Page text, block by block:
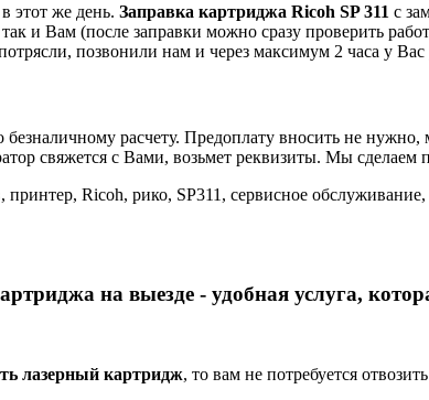
этот же день. Заправка картриджа Ricoh SP 311 с
и Вам (после заправки можно сразу проверить
позвонили нам и через максимум 2 часа у Вас
расчету. Предоплату вносить не
свяжется с Вами, возьмет реквизиты. Мы сделаем
принтер, Ricoh, рико, SP311, сервисное
на выезде - удобная услуга,
лазерный картридж, то вам не потребуется